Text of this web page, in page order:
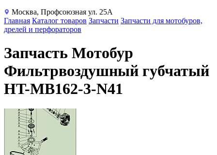
Москва, Профсоюзная ул. 25А
Главная Каталог товаров Запчасти Запчасти для мотобуров,
дрелей и перфораторов
Запчасть Мотобур
Фильтрвоздушный губчатый
HT-MB162-3-N41